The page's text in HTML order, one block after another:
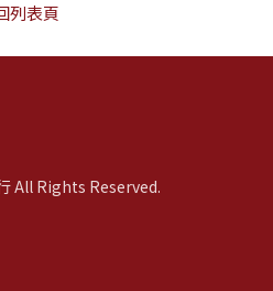
列表頁
All Rights Reserved.